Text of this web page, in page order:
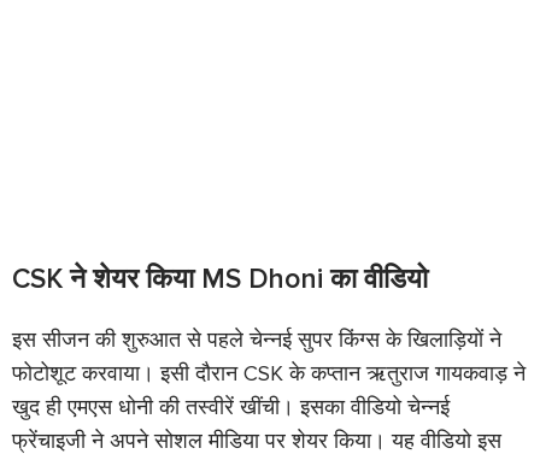
CSK ने शेयर किया MS Dhoni का वीडियो
इस सीजन की शुरुआत से पहले चेन्नई सुपर किंग्स के खिलाड़ियों ने
फोटोशूट करवाया। इसी दौरान CSK के कप्तान ऋतुराज गायकवाड़ ने
खुद ही एमएस धोनी की तस्वीरें खींची। इसका वीडियो चेन्नई
फ्रेंचाइजी ने अपने सोशल मीडिया पर शेयर किया। यह वीडियो इस